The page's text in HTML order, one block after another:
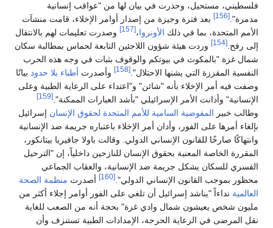
فلسطيني، مستحيل، وحذرت في بيان لها من "عواقب إنسانية
مدمرة".[156]
بعد فترة وجيزة من إصدار أوامر الإخلاء، قامت منشآت
الأمم المتحدة، بما في ذلك الأونروا،[157]
وصدرت تعليمات لهم بالانتقال
إلى رفح.[154]
وردت هيئة شؤون اللاجئين التابعة لحماس بمطالبة سكان
شمال غزة "بالمكوث في بيوتكم والوقوف بثبات في وجه هذه الحرب
النفسية المقززة التي يشنها الاحتلال".[158] وأصدرت أطباء بلا حدودبيانًا
وصفت فيه أمر الإخلاء بأنه "شائن" و"اعتداء على الرعاية الطبية وعلى
الإنسانية" وأدانت الأمر الإسرائيلي "بأشد العبارات الممكنة".[159]
وطالب خبير المفوضية السامية للأمم المتحدة لحقوق الإنسان إسرائيل
بإلغاء أمرها على الفور، وأدان أمر الإخلاء باعتباره جريمة ضد الإنسانية
وانتهاكًا صارخًا للقانون الإنساني الدولي. وقالت باولا جافيريا بيتانكور،
المقررة الخاصة المعنية بحقوق الإنسان للنازحين داخلياً، إن "الترحيل
القسري للسكان يشكل جريمة ضد الإنسانية، والعقاب الجماعي
محظور بموجب القانون الإنساني الدولي".[160] أصدرت منظمة الصحة
العالمية نداءاً "يناشد إسرائيل أن تلغي على الفور أوامر إجلاء أكثر من
مليون شخص يعيشون شمال وادي غزة" بحجة أنه من الصعب للغاية
نقل المرضى في الرعاية الحرجة، الإمدادات الطبية تستنزف وأن